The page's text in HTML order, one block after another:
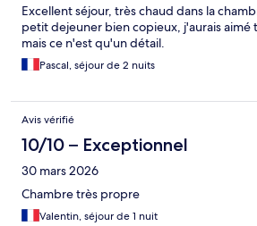
Excellent séjour, très chaud dans la
petit dejeuner bien copieux, j'aurais aimé
mais ce n'est qu'un détail.
Pascal, séjour de 2 nuits
Avis vérifié
10/10 – Exceptionnel
30 mars 2026
Chambre très propre
Valentin, séjour de 1 nuit